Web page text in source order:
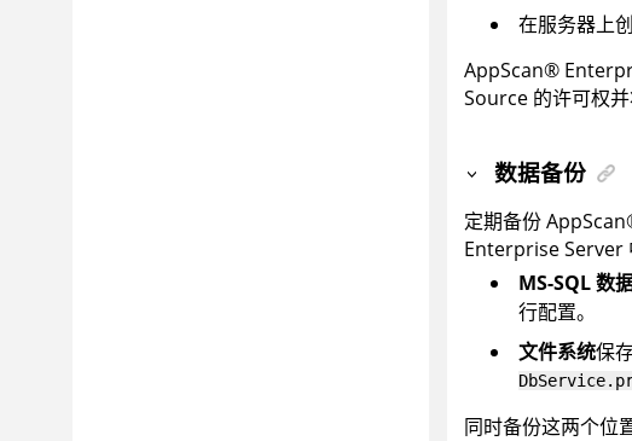
在服务器上
AppScan®
Source的许可权并
数据备份
定期备份AppScan
Enterprise Server
MS-SQL 数
行配置。
文件系统保
同时备份这两个位